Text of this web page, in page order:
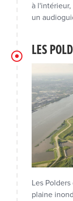
à
un
LES
Les
plaine